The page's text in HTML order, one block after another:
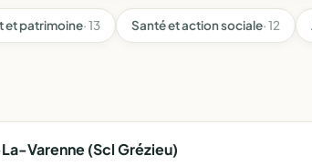
et patrimoine· 13 Santé et action sociale· 12
Varenne (Scl Grézieu)